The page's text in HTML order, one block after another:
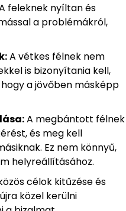
feleknek nyíltan és
a problémákról,
A vétkes félnek nem
is bizonyítania kell,
a jövőben másképp
A megbántott félnek
és meg kell
Ez nem könnyű,
helyreállításához.
célok kitűzése és
közel kerülni